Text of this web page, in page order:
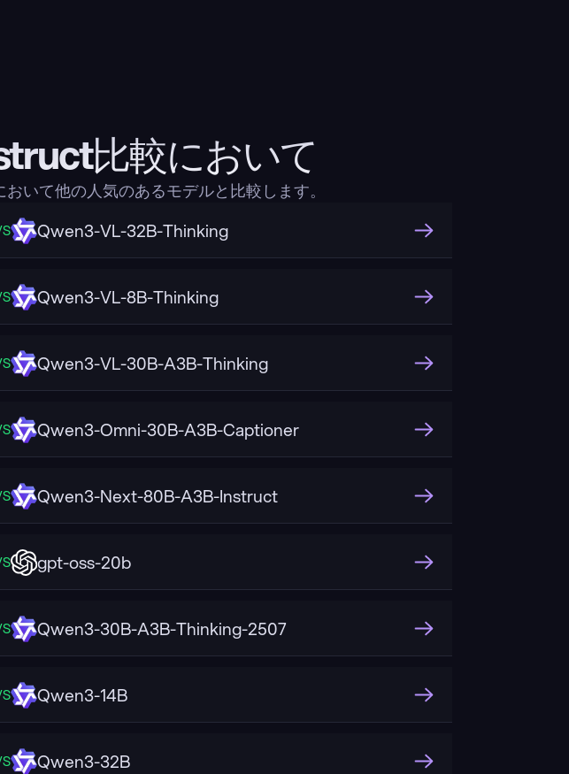
比較において
いて他の人気のあるモデルと比較します。
Qwen3-VL-32B-Thinking
Qwen3-VL-8B-Thinking
Qwen3-VL-30B-A3B-Thinking
Qwen3-Omni-30B-A3B-Captioner
Qwen3-Next-80B-A3B-Instruct
gpt-oss-20b
Qwen3-30B-A3B-Thinking-2507
Qwen3-14B
Qwen3-32B